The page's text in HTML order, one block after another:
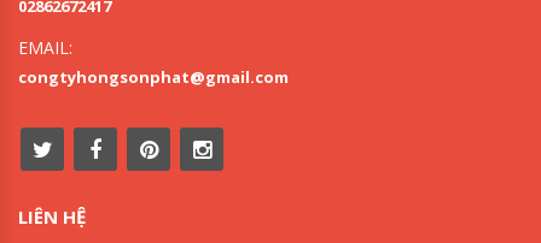
02862672417
EMAIL:
congtyhongsonphat@gmail.com
LIÊN HỆ